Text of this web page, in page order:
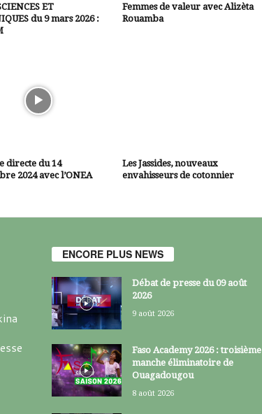
ET
du 9 mars 2026 :
Femmes de valeur avec Alizèta
Rouamba
directe du 14
2024 avec l’ONEA
Les Jassides, nouveaux
envahisseurs de cotonnier
ENCORE PLUS NEWS
Débat de presse du 09 août
2026
9 août 2026
Faso Academy 2026 : troisième
manche éliminatoire de
Ouagadougou
8 août 2026